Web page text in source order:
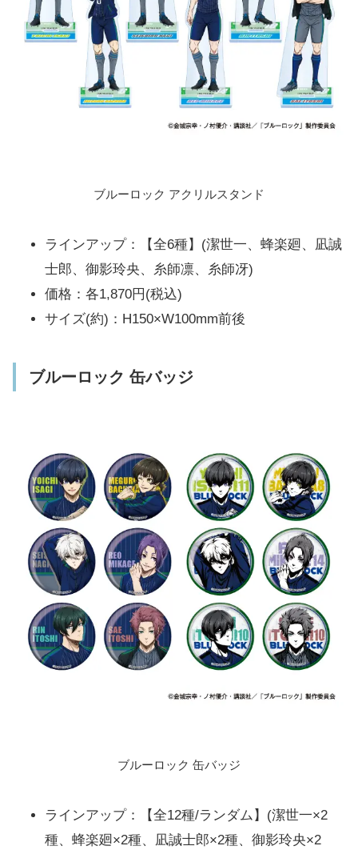
ストロベリーチョコレートスティック
パック
ブラックチョコレートスティックパッ
ク
ホワイトチョコレートスティックパッ
ブルーロック アクリルスタンド
ラインアップ：【全6種】(潔世一、蜂楽廻、凪誠
士郎、御影玲央、糸師凛、糸師冴)
価格：各1,870円(税込)
サイズ(約)：H150×W100mm前後
ブルーロック 缶バッジ
ブルーロック 缶バッジ
ラインアップ：【全12種/ランダム】(潔世一×2
種、蜂楽廻×2種、凪誠士郎×2種、御影玲央×2